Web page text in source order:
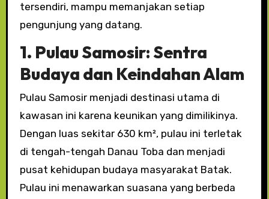
tersendiri, mampu memanjakan setiap
pengunjung yang datang.
1. Pulau Samosir: Sentra
Budaya dan Keindahan Alam
Pulau Samosir menjadi destinasi utama di
kawasan ini karena keunikan yang dimilikinya.
Dengan luas sekitar 630 km², pulau ini terletak
di tengah-tengah Danau Toba dan menjadi
pusat kehidupan budaya masyarakat Batak.
Pulau ini menawarkan suasana yang berbeda